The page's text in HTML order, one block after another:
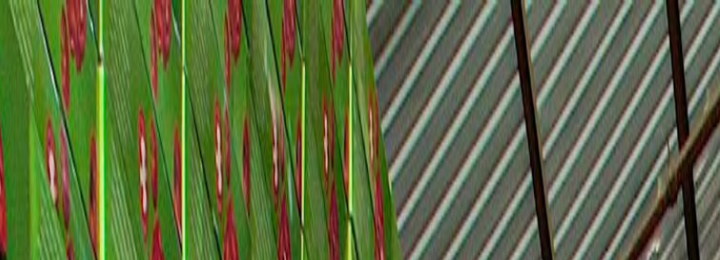
الرئيسية الأخبار من نحناتصل بنا
بحث Toggle language